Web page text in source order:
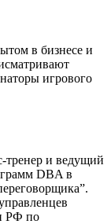
в бизнесе и
игрового
тренер и ведущий
DBA в
РФ по